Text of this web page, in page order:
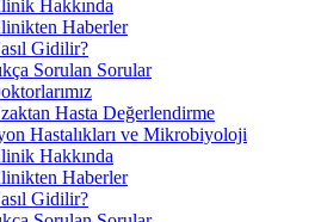
Hakkında
Haberler
Gidilir?
Sorulan Sorular
Hasta Değerlendirme
Hastalıkları ve Mikrobiyoloji
Hakkında
Haberler
Gidilir?